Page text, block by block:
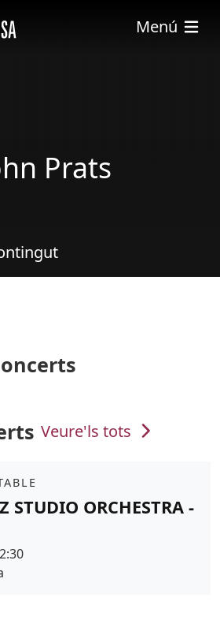
Menú
Prats
Veure'ls tots
STUDIO ORCHESTRA -